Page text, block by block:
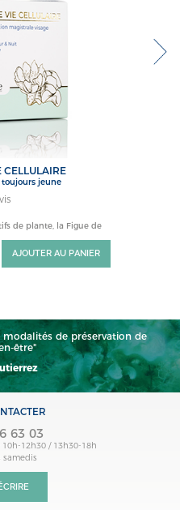
CELLULAIRE
toujours jeune
de plante, la Figue de
AJOUTER AU PANIER
de préservation de
être"
63 03
12h30 / 13h30-18h
samedis